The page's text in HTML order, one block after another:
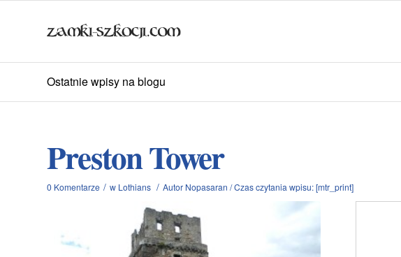
Ostatnie wpisy na blogu
Preston Tower
0 Komentarze / w Lothians / Autor Nopasaran /Czas czytania wpisu: [mtr_print]